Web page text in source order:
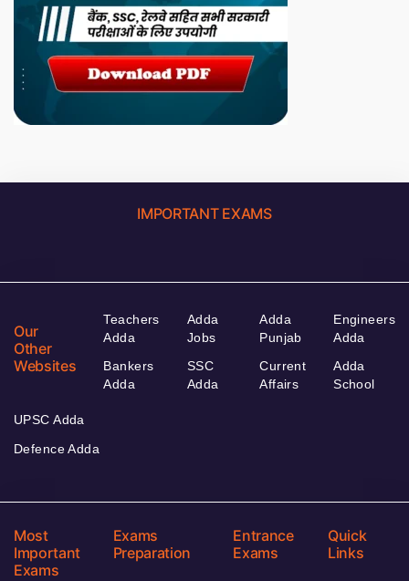
IMPORTANT EXAMS
Our
Other
Websites
Teachers
Adda
Bankers
Adda
Adda
Jobs
SSC
Adda
Adda
Punjab
Current
Affairs
Engineers
Adda
Adda
School
UPSC Adda
Defence Adda
Most
Important
Exams
Exams
Preparation
Entrance
Exams
Quick
Links